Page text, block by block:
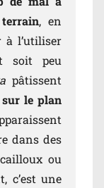
, en
à l’utiliser
soit peu
pâtissent
le plan
dans des
ou
c’est une